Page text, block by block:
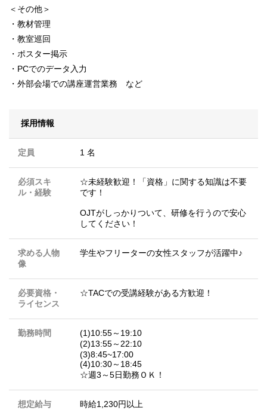
＜その他＞
・教材管理
・教室巡回
・ポスター掲示
・PCでのデータ入力
・外部会場での講座運営業務 など
採用情報
定員 1 名
必須スキ
ル・経験
☆未経験歓迎！「資格」に関する知識は不要
です！
OJTがしっかりついて、研修を行うので安心
してください！
求める人物
像
学生やフリーターの女性スタッフが活躍中♪
必要資格・
ライセンス
☆TACでの受講経験がある方歓迎！
勤務時間
(1)10:55～19:10
(2)13:55～22:10
(3)8:45~17:00
(4)10:30～18:45
☆週3～5日勤務ＯＫ！
想定給与 時給1,230円以上